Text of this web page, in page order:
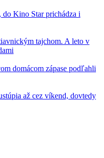
do Kino Star prichádza i
tajchom. A leto v
domácom zápase podľahli
až cez víkend, dovtedy